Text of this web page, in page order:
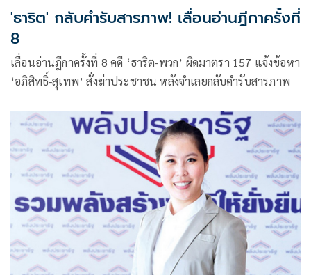
'ธาริต' กลับคำรับสารภาพ! เลื่อนอ่านฎีกาครั้งที่
8
เลื่อนอ่านฎีกาครั้งที่ 8 คดี ‘ธาริต-พวก’ ผิดมาตรา 157 แจ้งข้อหา
‘อภิสิทธิ์-สุเทพ’ สั่งฆ่าประชาชน หลังจำเลยกลับคำรับสารภาพ